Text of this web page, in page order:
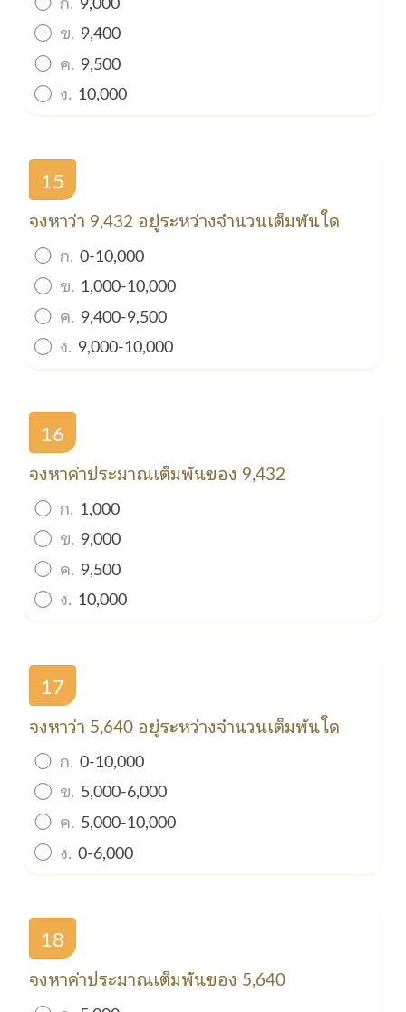
ข. 9,400
ค. 9,500
ง. 10,000
15
จงหาว่า 9,432 อยู่ระหว่างจำนวนเต็มพันใด
ก. 0-10,000
ข. 1,000-10,000
ค. 9,400-9,500
ง. 9,000-10,000
16
จงหาค่าประมาณเต็มพันของ 9,432
ก. 1,000
ข. 9,000
ค. 9,500
ง. 10,000
17
จงหาว่า 5,640 อยู่ระหว่างจำนวนเต็มพันใด
ก. 0-10,000
ข. 5,000-6,000
ค. 5,000-10,000
ง. 0-6,000
18
จงหาค่าประมาณเต็มพันของ 5,640